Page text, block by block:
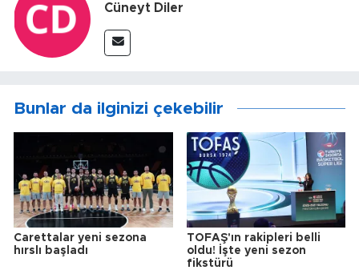
Cüneyt Diler
Bunlar da ilginizi çekebilir
Carettalar yeni sezona
hırslı başladı
TOFAŞ'ın rakipleri belli
oldu! İşte yeni sezon
fikstürü